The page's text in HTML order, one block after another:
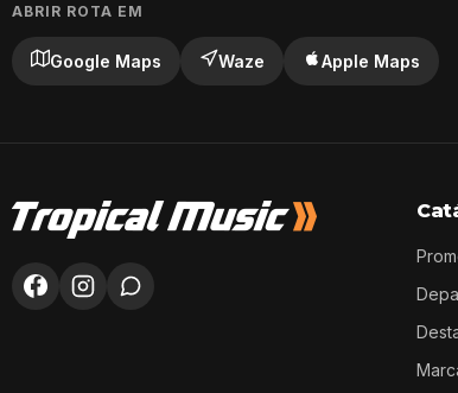
ABRIR ROTA EM
Google Maps Waze Apple Maps